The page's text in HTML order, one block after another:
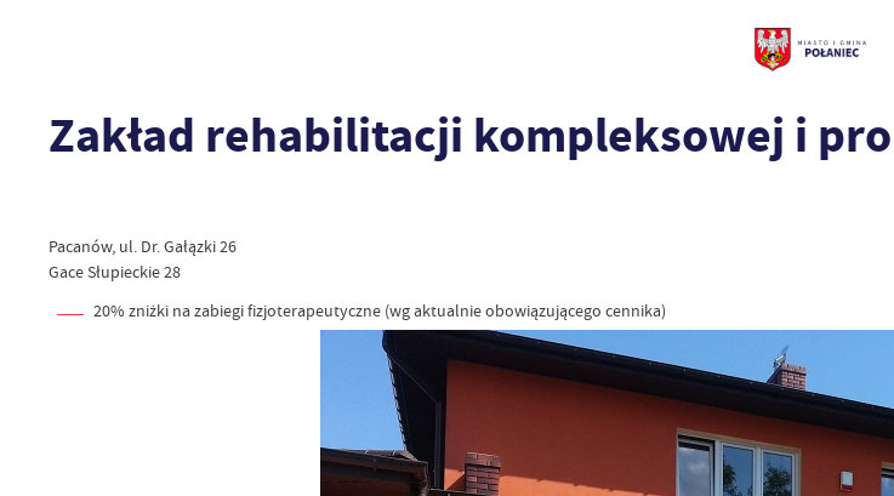
Zakład rehabilitacji kompleksowej i
Pacanów, ul. Dr. Gałązki 26
Gace Słupieckie 28
20% zniżki na zabiegi fizjoterapeutyczne (wg aktualnie obowiązującego cennika)